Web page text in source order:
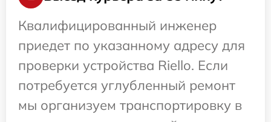
Квалифицированный инженер
приедет по указанному адресу для
проверки устройства Riello. Если
потребуется углубленный ремонт
мы организуем транспортировку в